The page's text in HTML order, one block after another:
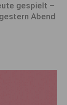
gespielt –
Abend